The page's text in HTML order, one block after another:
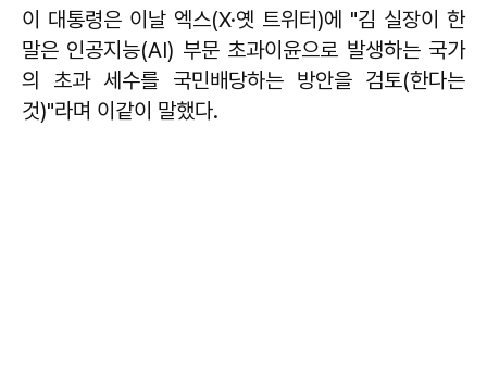
이 대통령은 이날 엑스(X·옛 트위터)에 "김 실장이 한
말은 인공지능(AI) 부문 초과이윤으로 발생하는 국가
의 초과 세수를 국민배당하는 방안을 검토(한다는
것)"라며 이같이 말했다.